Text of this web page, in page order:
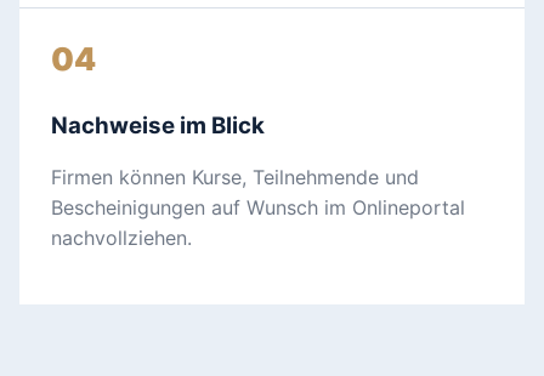
04
Nachweise im Blick
Firmen können Kurse, Teilnehmende und
Bescheinigungen auf Wunsch im Onlineportal
nachvollziehen.